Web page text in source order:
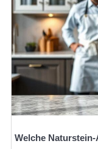
Welche